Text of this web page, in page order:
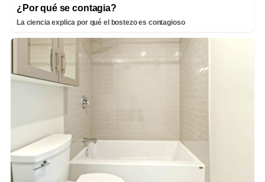
¿Por qué se contagia?
La ciencia explica por qué el bostezo es contagioso